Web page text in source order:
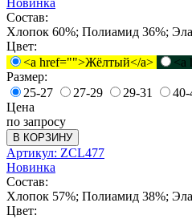
Новинка
Состав:
Хлопок 60%; Полиамид 36%;
Цвет:
<a href="">Жёлтый</a>
<a
Размер:
25-27
27-29 29-31
40-
Цена
по запросу
В КОРЗИНУ
Артикул: ZCL477
Новинка
Состав:
Хлопок 57%; Полиамид 38%;
Цвет: